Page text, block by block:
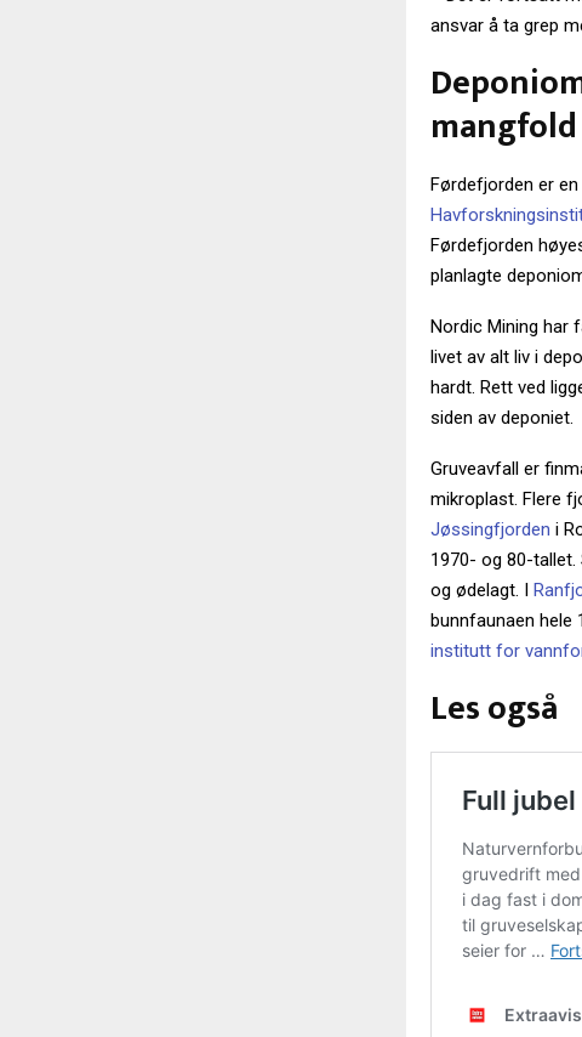
ansvar å ta grep
mangfold
Førdefjorden er
Førdefjorden
planlagte
Nordic Mining har
livet av alt liv i
hardt. Rett ved
siden av deponiet.
Gruveavfall er
mikroplast. Flere
Jøssingfjorden i
1970- og 80-
og ødelagt. I
bunnfaunaen hele
institutt for
Les også